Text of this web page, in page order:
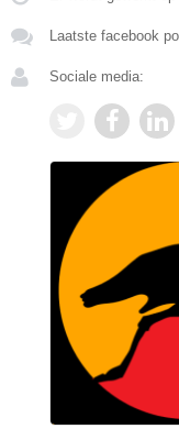
Laatste facebook
Sociale media: